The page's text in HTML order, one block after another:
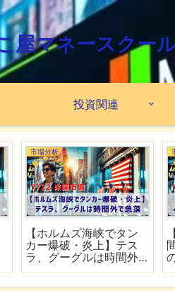
屋マネースクー
投資関連
市場分析
【FRB高官がインフレ鈍
化を歓迎】銀行大手5行
の好決算でシーズン開